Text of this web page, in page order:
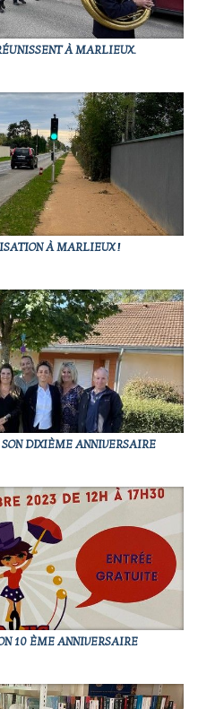
À MARLIEUX.
À MARLIEUX !
DIXIÈME ANNIVERSAIRE
10 ÈME ANNIVERSAIRE